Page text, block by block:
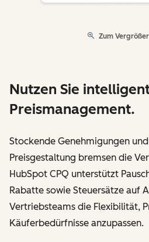
Zum
Nutzen Sie
Preismanagement.
Stockende Genehmigungen
Preisgestaltung bremsen die
HubSpot CPQ unterstützt
Rabatte sowie Steuersätze auf
Vertriebsteams die Flexibilität,
Käuferbedürfnisse anzupassen.